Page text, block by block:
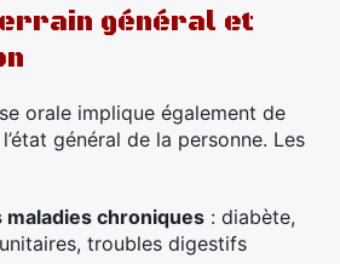
général et
orale implique également de
général de la personne. Les
maladies chroniques : diabète,
troubles digestifs